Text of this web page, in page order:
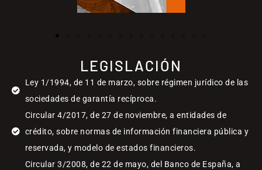
LEGISLACIÓN
Ley 1/1994, de 11 de marzo, sobre régimen jurídico de las
sociedades de garantía recíproca.
Circular 4/2017, de 27 de noviembre, a entidades de
crédito, sobre normas de información financiera pública y
reservada, y modelo de estados financieros.
Circular 3/2008, de 22 de mayo, del Banco de España, a